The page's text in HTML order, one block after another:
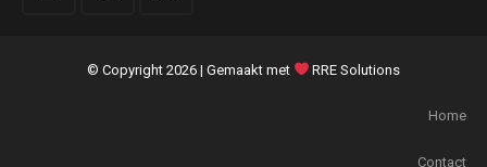
© Copyright 2026 | Gemaakt met RRE Solutions
Home
Contact